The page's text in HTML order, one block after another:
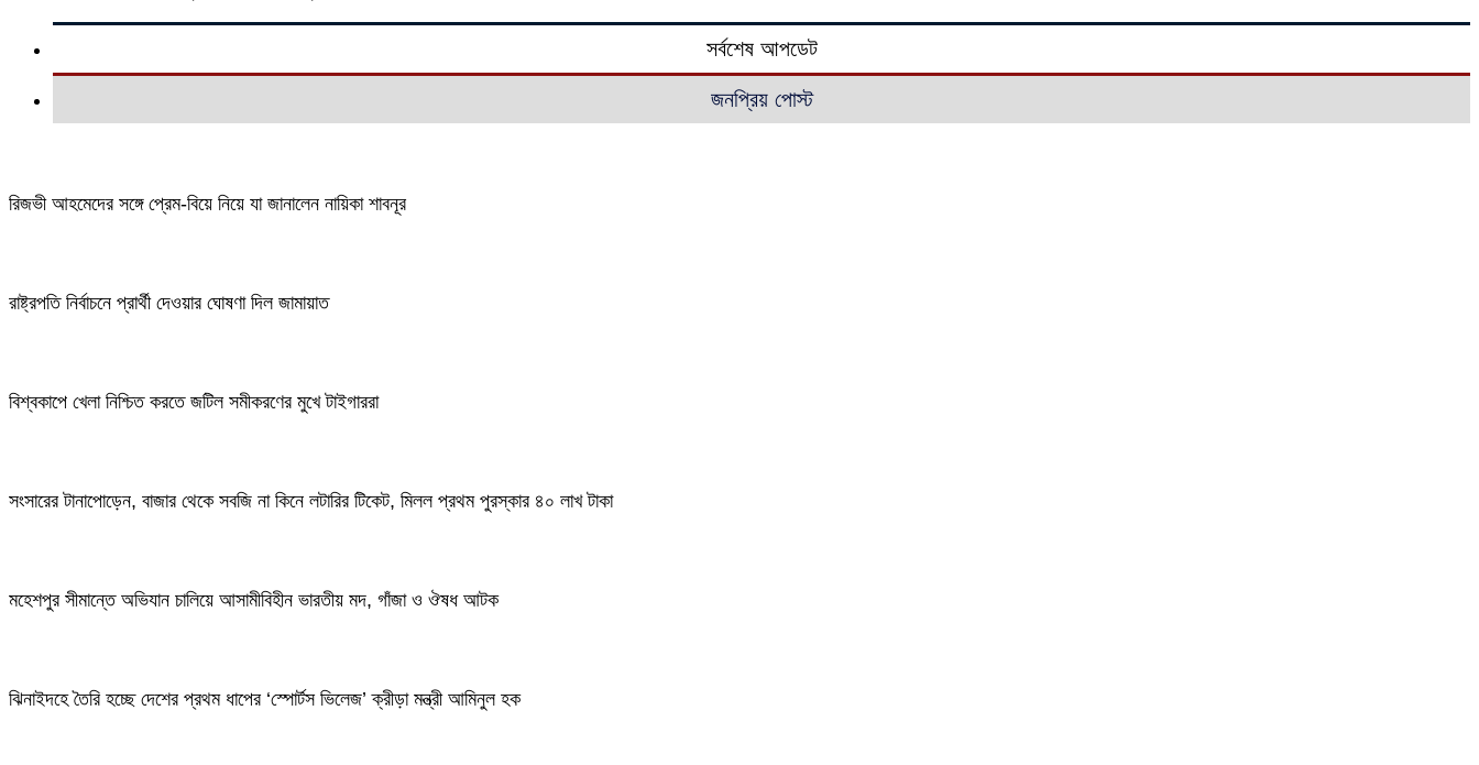
সর্বশেষ আপডেট
জনপ্রিয় পোস্ট
রিজভী আহমেদের সঙ্গে প্রেম-বিয়ে নিয়ে যা জানালেন নায়িকা শাবনূর
রাষ্ট্রপতি নির্বাচনে প্রার্থী দেওয়ার ঘোষণা দিল জামায়াত
বিশ্বকাপে খেলা নিশ্চিত করতে জটিল সমীকরণের মুখে টাইগাররা
সংসারের টানাপোড়েন, বাজার থেকে সবজি না কিনে লটারির টিকেট, মিলল প্রথম পুরস্কার ৪০ লাখ টাকা
মহেশপুর সীমান্তে অভিযান চালিয়ে আসামীবিহীন ভারতীয় মদ, গাঁজা ও ঔষধ আটক
ঝিনাইদহে তৈরি হচ্ছে দেশের প্রথম ধাপের ‘স্পোর্টস ভিলেজ’ ক্রীড়া মন্ত্রী আমিনুল হক